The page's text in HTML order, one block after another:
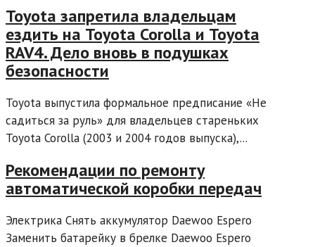
Toyota запретила владельцам
ездить на Toyota Corolla и Toyota
RAV4. Дело вновь в подушках
безопасности
Toyota выпустила формальное предписание «Не
садиться за руль» для владельцев стареньких
Toyota Corolla (2003 и 2004 годов выпуска),...
Рекомендации по ремонту
автоматической коробки передач
Электрика Снять аккумулятор Daewoo Espero
Заменить батарейку в брелке Daewoo Espero